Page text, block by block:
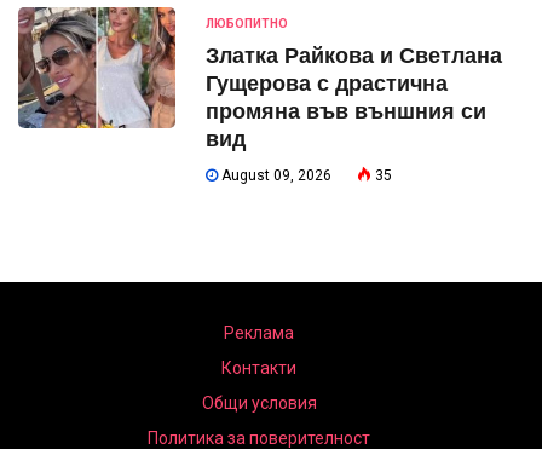
ЛЮБОПИТНО
Златка Райкова и Светлана
Гущерова с драстична
промяна във външния си
вид
August 09, 2026 35
Реклама
Контакти
Общи условия
Политика за поверителност